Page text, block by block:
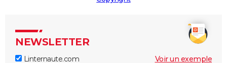
NEWSLETTER
Linternaute.com Voir un exemple